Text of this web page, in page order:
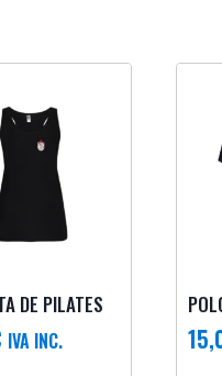
DE PILATES
IVA INC.